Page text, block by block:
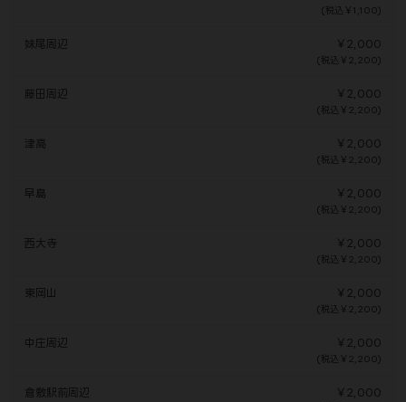
(税込￥1,100)
妹尾周辺 ￥2,000
(税込￥2,200)
藤田周辺 ￥2,000
(税込￥2,200)
津高 ￥2,000
(税込￥2,200)
早島 ￥2,000
(税込￥2,200)
西大寺 ￥2,000
(税込￥2,200)
東岡山 ￥2,000
(税込￥2,200)
中庄周辺 ￥2,000
(税込￥2,200)
倉敷駅前周辺 ￥2,000